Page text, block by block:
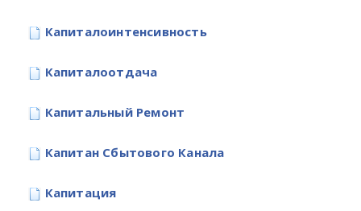
Капиталоинтенсивность
Капиталоотдача
Капитальный Ремонт
Капитан Сбытового Канала
Капитация